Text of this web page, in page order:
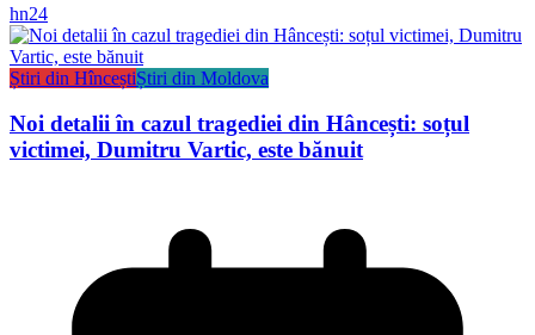
hn24
Știri din HînceștiȘtiri din Moldova
Noi detalii în cazul tragediei din Hâncești: soțul
victimei, Dumitru Vartic, este bănuit